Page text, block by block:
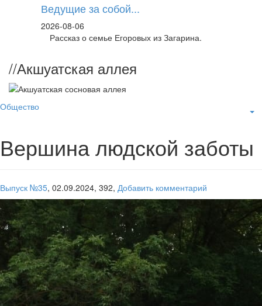
Ведущие за собой...
2026-08-06
Рассказ о семье Егоровых из Загарина.
//Акшуатская аллея
Общество
Вершина людской заботы
Выпуск №35, 02.09.2024, 392, Добавить комментарий